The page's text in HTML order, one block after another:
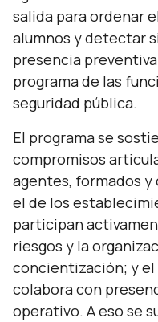
salida para ordenar
alumnos y detectar
presencia
programa de las
seguridad pública.
El programa se
compromisos
agentes, formados
el de los
participan
riesgos y la
concientización; y el
colabora con
operativo. A eso se